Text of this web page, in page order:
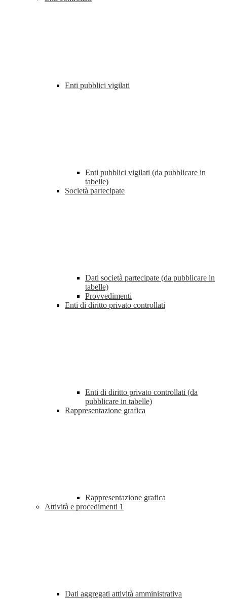
Enti pubblici vigilati
Enti pubblici vigilati (da pubblicare in
tabelle)
Società partecipate
Dati società partecipate (da pubblicare in
tabelle)
Provvedimenti
Enti di diritto privato controllati
Enti di diritto privato controllati (da
pubblicare in tabelle)
Rappresentazione grafica
Rappresentazione grafica
Attività e procedimenti 1
Dati aggregati attività amministrativa